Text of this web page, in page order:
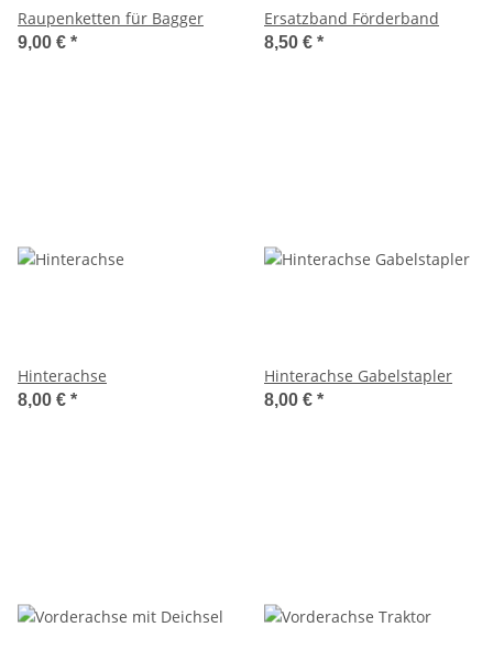
Raupenketten für Bagger
9,00 € *
Ersatzband Förderband
8,50 € *
Hinterachse
8,00 € *
Hinterachse Gabelstapler
8,00 € *